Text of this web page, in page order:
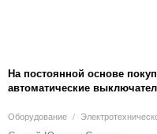
На постоянной основе
автоматические
Оборудование /